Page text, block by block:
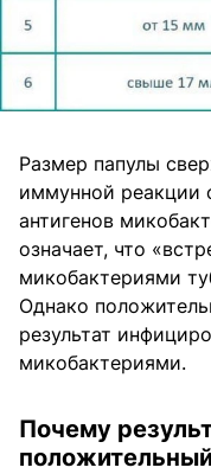
Размер папулы
иммунной реакции
антигенов
означает, что
микобактериями
Однако
результат
микобактериями.
Почему
положительный